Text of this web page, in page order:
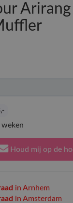
,-
weken
Houd mij op de
in Arnhem
in Amsterdam